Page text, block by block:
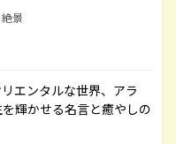
景
エンタルな世界、アラ
輝かせる名言と癒やしの